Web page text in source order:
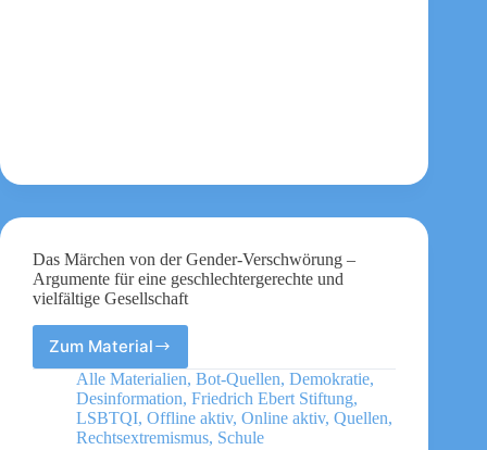
Das Märchen von der Gender-Verschwörung –
Argumente für eine geschlechtergerechte und
vielfältige Gesellschaft
Zum Material
Das
Märchen
von
der
Gender-
Alle Materialien, Bot-Quellen, Demokratie,
Desinformation, Friedrich Ebert Stiftung,
LSBTQI, Offline aktiv, Online aktiv, Quellen,
Rechtsextremismus, Schule